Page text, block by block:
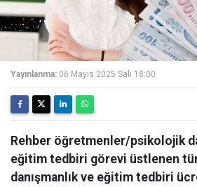
Yayınlanma: 06 Mayıs 2025 Salı 18:00
Rehber öğretmenler/psikolojik
eğitim tedbiri görevi üstlenen
danışmanlık ve eğitim tedbiri